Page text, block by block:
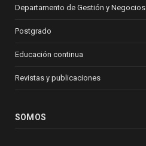
Departamento de Gestión y Negocios
Postgrado
Educación continua
Revistas y publicaciones
SOMOS